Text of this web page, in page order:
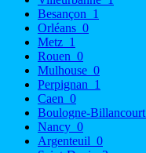
Besançon 1
Orléans 0
Metz 1
Rouen 0
Mulhouse 0
Perpignan 1
Caen 0
Boulogne-Billancourt
Nancy 0
Argenteuil 0